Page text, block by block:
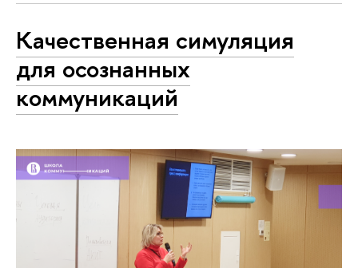
Качественная симуляция
для осознанных
коммуникаций